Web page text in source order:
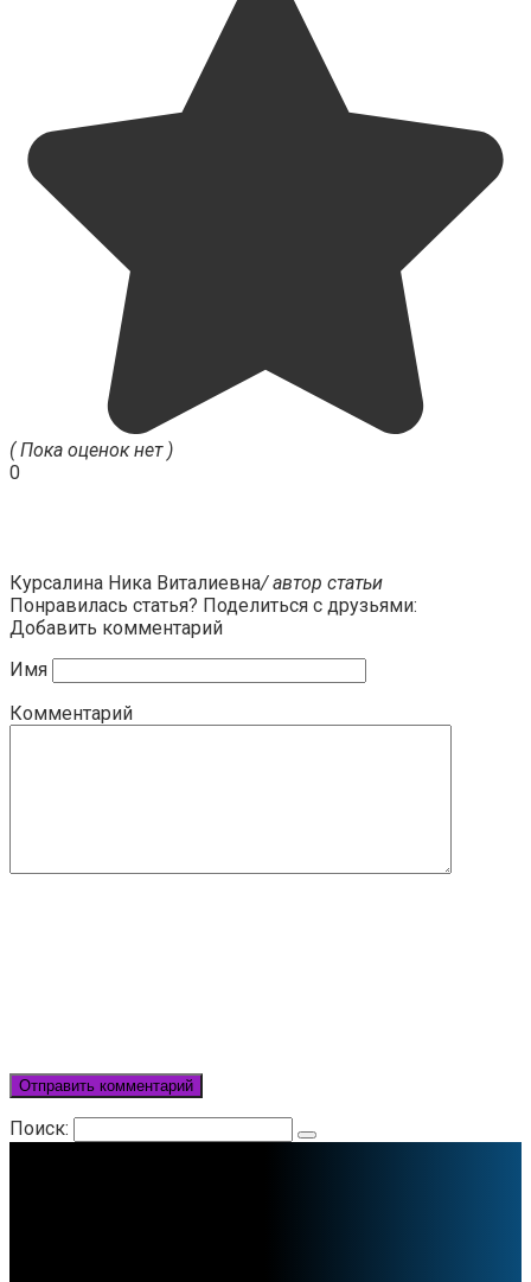
( Пока оценок нет )
0
Курсалина Ника Виталиевна/ автор статьи
Понравилась статья? Поделиться с друзьями:
Добавить комментарий
Имя
Комментарий
Поиск: